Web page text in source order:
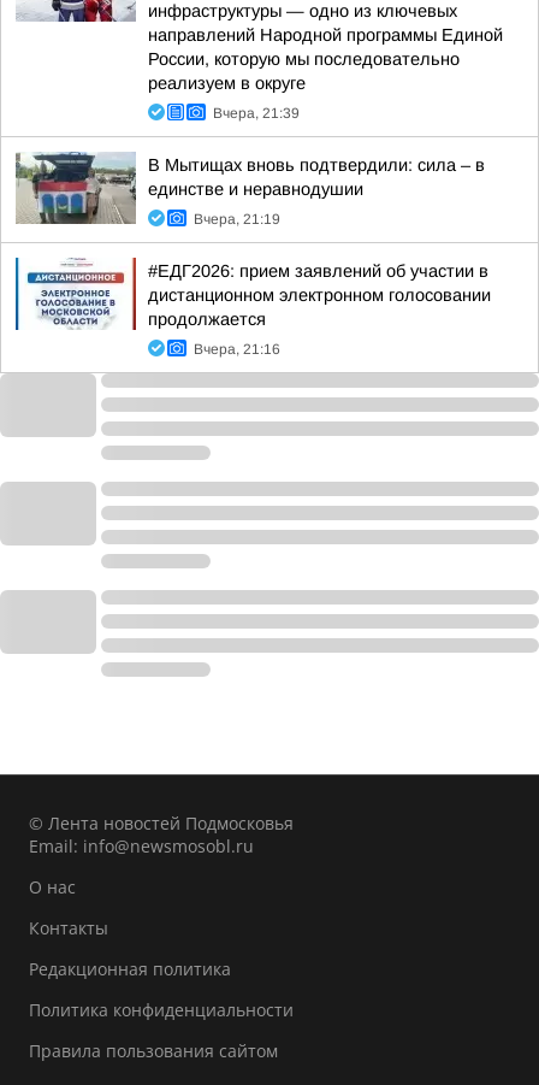
инфраструктуры — одно из ключевых
направлений Народной программы Единой
России, которую мы последовательно
реализуем в округе
Вчера, 21:39
В Мытищах вновь подтвердили: сила – в
единстве и неравнодушии
Вчера, 21:19
#ЕДГ2026: прием заявлений об участии в
дистанционном электронном голосовании
продолжается
Вчера, 21:16
© Лента новостей Подмосковья
Email: info@newsmosobl.ru
О нас
Контакты
Редакционная политика
Политика конфиденциальности
Правила пользования сайтом